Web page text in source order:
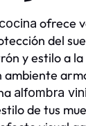
ofrece
del
y estilo a
ambiente
alfombra
de tus